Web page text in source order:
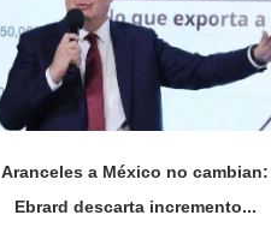
Aranceles a México no cambian:
Ebrard descarta incremento...